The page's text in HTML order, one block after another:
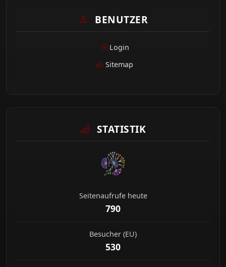
BENUTZER
Login
Sitemap
STATISTIK
Seitenaufrufe heute
790
Besucher (EU)
530